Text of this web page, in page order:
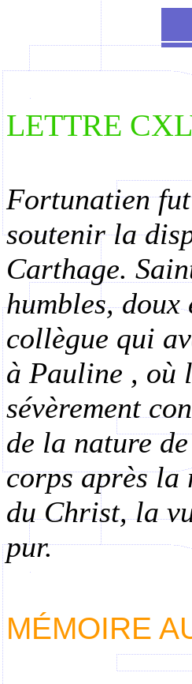
LETTRE
Fortunatien
soutenir la
Carthage.
humbles,
collègue qui
à Pauline , où
sévèrement
de la nature
corps après la
du Christ, la
pur.
MÉMOIRE